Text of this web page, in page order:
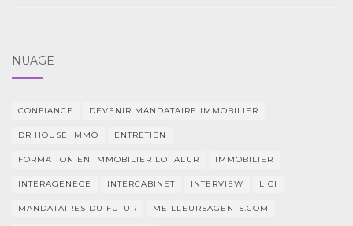
NUAGE
CONFIANCE DEVENIR MANDATAIRE IMMOBILIER
DR HOUSE IMMO ENTRETIEN
FORMATION EN IMMOBILIER LOI ALUR IMMOBILIER
INTERAGENECE INTERCABINET INTERVIEW LICI
MANDATAIRES DU FUTUR MEILLEURSAGENTS.COM